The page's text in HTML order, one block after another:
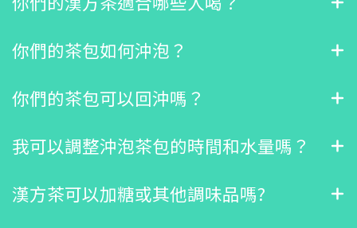
你們的茶包如何沖泡？
你們的茶包可以回沖嗎？
我可以調整沖泡茶包的時間和水量嗎？
漢方茶可以加糖或其他調味品嗎?